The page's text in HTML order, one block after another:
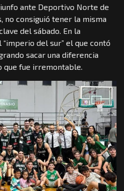
ante Deportivo Norte de
no consiguió tener la misma
del sábado. En la
del sur” el que contó
sacar una diferencia
que fue irremontable.